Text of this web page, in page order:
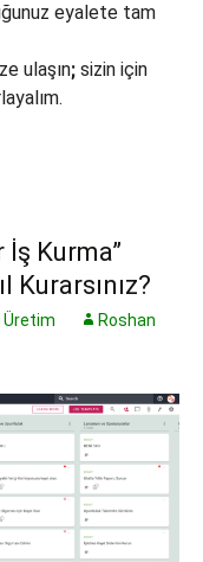
eyalete tam
ulaşın; sizin için
İş Kurma”
Kurarsınız?
Üretim
Roshan